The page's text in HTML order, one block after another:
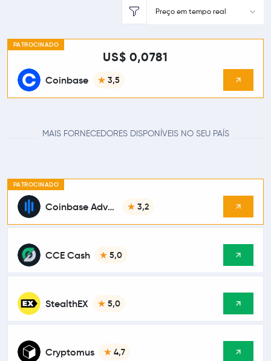
Preço em tempo real
PATROCINADO
Coinbase 3,5
US$ 0,0781
MAIS FORNECEDORES DISPONÍVEIS NO SEU PAÍS
PATROCINADO
Coinbase Advanced 3,2
CCE Cash 5,0
StealthEX 5,0
Cryptomus 4,7